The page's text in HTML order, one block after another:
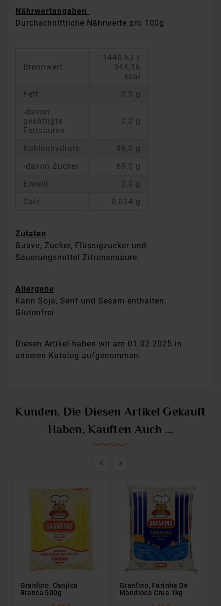
Nährwertangaben
Durchschnittliche Nährwerte pro 100g
Brennwert
1440 kJ /
344,16
kcal
Fett
0,0 g
-davon
gesättigte
Fettsäuren
0,0 g
Kohlenhydrate
86,0 g
-davon Zucker
69,0 g
Eiweiß
0,0 g
Salz
0,014 g
Zutaten
Guave, Zucker, Flüssigzucker und
Säuerungsmittel Zitronensäure.
Allergene
Kann Soja, Senf und Sesam enthalten.
Glutenfrei
Diesen Artikel haben wir am 01.02.2025 in
unseren Katalog aufgenommen.
Kunden, Die Diesen Artikel Gekauft
Haben, Kauften Auch ...
 
Granfino, Canjica
Branca 500g
Granfino, Farinha De
Mandioca Crua 1kg